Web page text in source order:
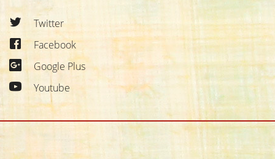
Twitter
Facebook
Google Plus
Youtube